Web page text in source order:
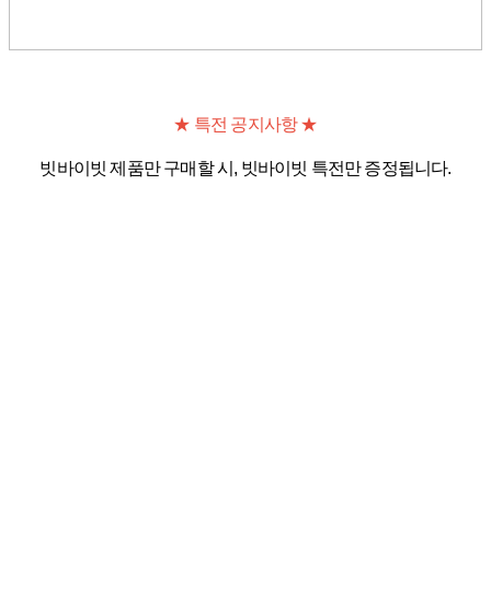
★ 특전 공지사항 ★
빗바이빗 제품만 구매할 시, 빗바이빗 특전만 증정됩니다.